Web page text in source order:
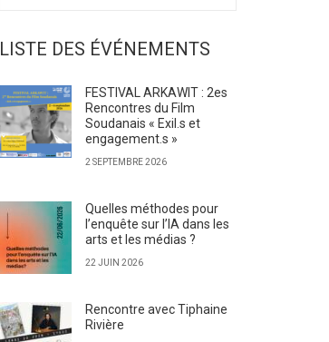
LISTE DES ÉVÉNEMENTS
FESTIVAL ARKAWIT : 2es
Rencontres du Film
Soudanais « Exil.s et
engagement.s »
2 SEPTEMBRE 2026
Quelles méthodes pour
l’enquête sur l’IA dans les
arts et les médias ?
22 JUIN 2026
Rencontre avec Tiphaine
Rivière